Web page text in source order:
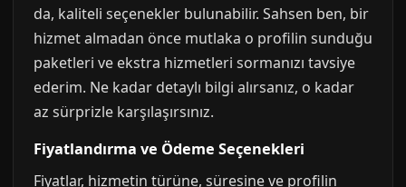
da, kaliteli seçenekler bulunabilir. Sahsen ben, bir
hizmet almadan önce mutlaka o profilin sunduğu
paketleri ve ekstra hizmetleri sormanızı tavsiye
ederim. Ne kadar detaylı bilgi alırsanız, o kadar
az sürprizle karşılaşırsınız.
Fiyatlandırma ve Ödeme Seçenekleri
Fiyatlar, hizmetin türüne, süresine ve profilin